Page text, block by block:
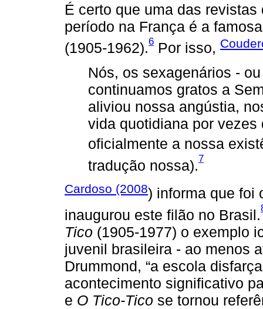
É certo que uma das
período na França é a
(1905-1962).6 Por isso,
Nós, os sexagenários -
continuamos gratos a
aliviou nossa angústia,
vida quotidiana por
oficialmente a nossa
tradução nossa).7
Cardoso (2008) informa que foi
inaugurou este filão no Brasil.
Tico (1905-1977) o exemplo
juvenil brasileira - ao menos
Drummond, “a escola
acontecimento significativo
e O Tico-Tico se tornou